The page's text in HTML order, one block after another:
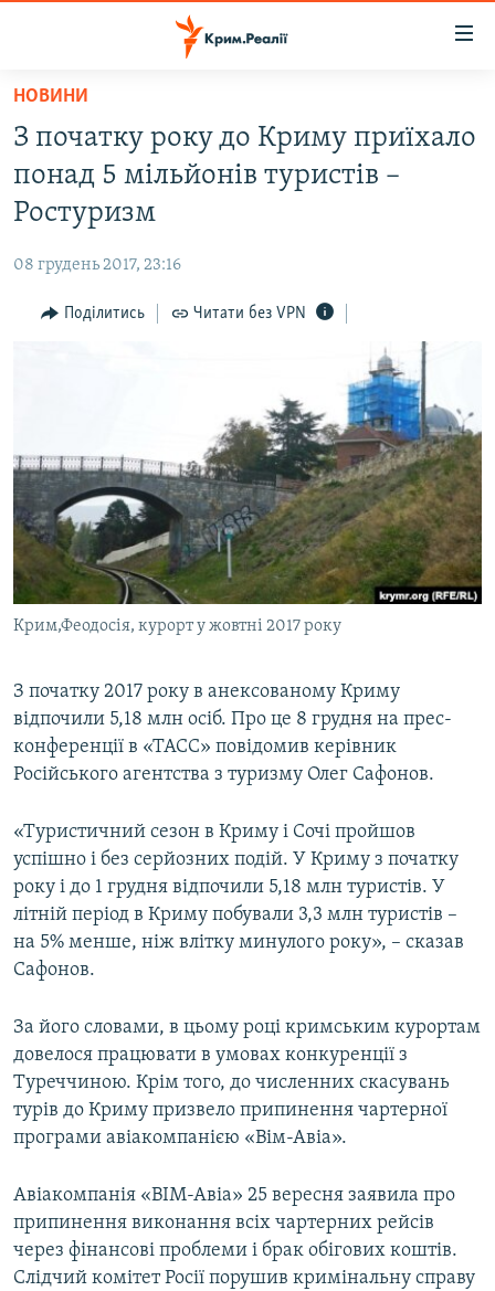
Перейти
основного
матеріалу
Перейти
до
основної
навігації
Перейти
ВІДЕО ТА ФОТО
БЛОГИ
ПОГЛЯД
ДЕПОРТАЦІЯ
ВІДЕОУРОКИ «ELIFBE»
СВІДЧЕННЯ ОКУПАЦІЇ
УКРАЇНСЬКА ПРОБЛЕМА КРИМУ
ІНФОГРАФІКА
ЯК ОБІЙТИ БЛОКУВАННЯ
Русский
Qırımtatar
ДОЛУЧАЙСЯ!
Усі сайти RFE/RL
НОВИНИ
З початку року до Криму приїхало
понад 5 мільйонів туристів –
Ростуризм
08 грудень 2017, 23:16
Поділитись Читати без VPN
Крим,Феодосія, курорт у жовтні 2017 року
З початку 2017 року в анексованому Криму
відпочили 5,18 млн осіб. Про це 8 грудня на прес-
конференції в «ТАСС» повідомив керівник
Російського агентства з туризму Олег Сафонов.
«Туристичний сезон в Криму і Сочі пройшов
успішно і без серйозних подій. У Криму з початку
року і до 1 грудня відпочили 5,18 млн туристів. У
літній період в Криму побували 3,3 млн туристів –
на 5% менше, ніж влітку минулого року», – сказав
Сафонов.
За його словами, в цьому році кримським курортам
довелося працювати в умовах конкуренції з
Туреччиною. Крім того, до численних скасувань
турів до Криму призвело припинення чартерної
програми авіакомпанією «Вім-Авіа».
Авіакомпанія «ВІМ-Авіа» 25 вересня заявила про
припинення виконання всіх чартерних рейсів
через фінансові проблеми і брак обігових коштів.
Слідчий комітет Росії порушив кримінальну справу